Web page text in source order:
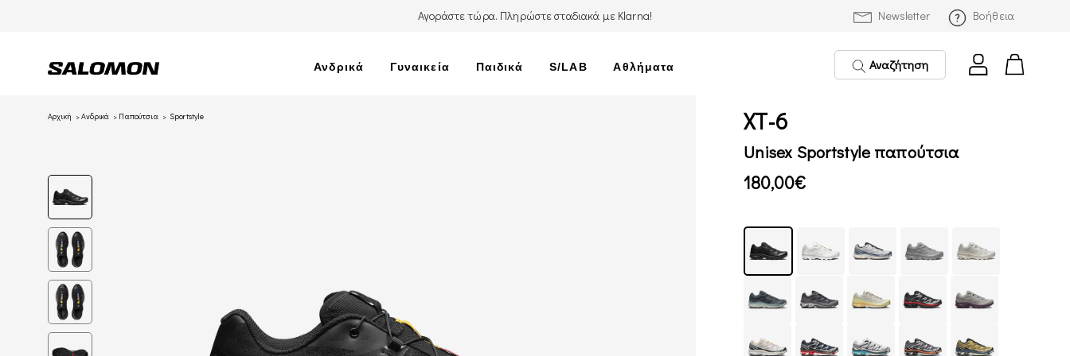
Newsletter Βοήθεια
Αγοράστε τώρα. Πληρώστε σταδιακά με Klarna!
Ανδρικά Γυναικεία Παιδικά S/LAB Αθλήματα Αναζήτηση
Αρχική Ανδρικά Παπούτσια Sportstyle XT-6
Unisex Sportstyle παπούτσια
180,00€